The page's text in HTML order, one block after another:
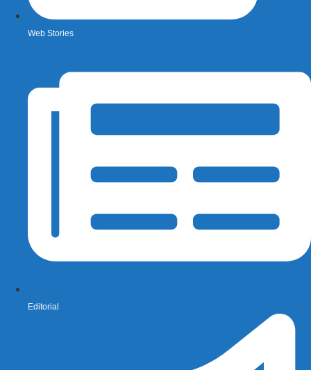
Web Stories
Editorial